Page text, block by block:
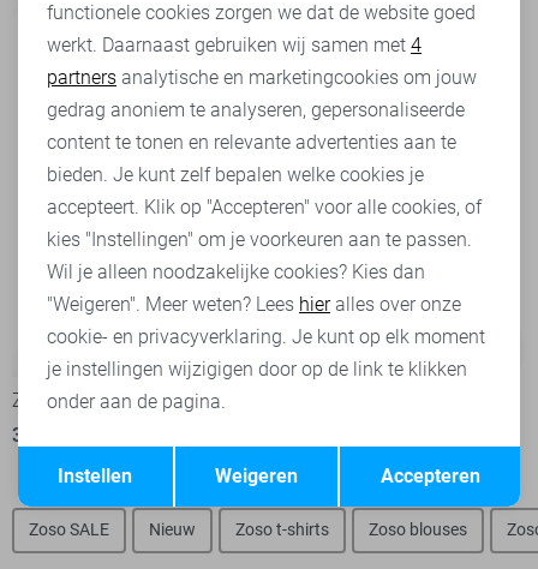
-50%
Zoso Blouse
34,95
-50%
Zoso SALE Nieuw Zoso t-shirts Zoso blouses
Analytische cookies
Marketing cookies
Terug Opslaan
functionele cookies zorgen we dat de website goed
werkt. Daarnaast gebruiken wij samen met 4
partners analytische en marketingcookies om jouw
gedrag anoniem te analyseren, gepersonaliseerde
content te tonen en relevante advertenties aan te
bieden. Je kunt zelf bepalen welke cookies je
accepteert. Klik op "Accepteren" voor alle cookies, of
kies "Instellingen" om je voorkeuren aan te passen.
Wil je alleen noodzakelijke cookies? Kies dan
"Weigeren". Meer weten? Lees hieralles over onze
cookie- en privacyverklaring. Je kunt op elk moment
je instellingen wijzigigen door op de link te klikken
onder aan de pagina.
Accepteren
Weigeren
Instellen